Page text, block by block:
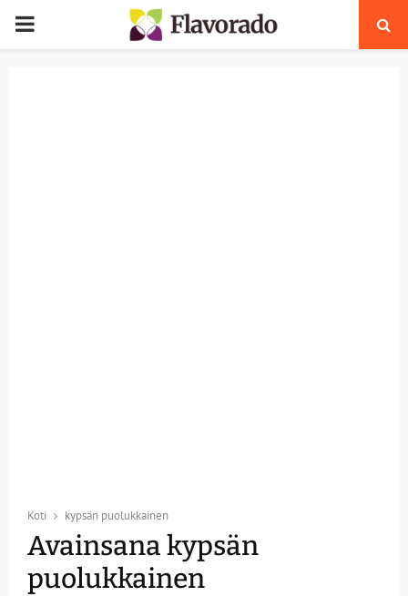
PRIMARY
Koti kypsän puolukkainen
Avainsana kypsän
puolukkainen